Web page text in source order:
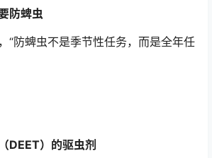
防蜱虫
“防蜱虫不是季节性任务，而是全年任
DEET）的驱虫剂